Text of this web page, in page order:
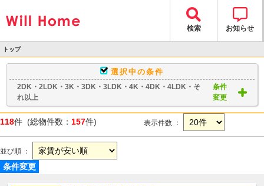
検索 お知らせ
トップ
物件検索
> 物件一覧
選択中の条件
2DK・2LDK・3K・3DK・3LDK・4K・4DK・4LDK・そ
れ以上
条件
変更
118件 (総物件数： 157件) 表示件数 ：
並び順 ：
条件変更